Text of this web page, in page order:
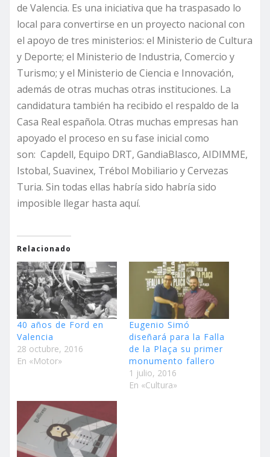
de Valencia. Es una iniciativa que ha traspasado lo
local para convertirse en un proyecto nacional con
el apoyo de tres ministerios: el Ministerio de Cultura
y Deporte; el Ministerio de Industria, Comercio y
Turismo; y el Ministerio de Ciencia e Innovación,
además de otras muchas otras instituciones. La
candidatura también ha recibido el respaldo de la
Casa Real española. Otras muchas empresas han
apoyado el proceso en su fase inicial como
son: Capdell, Equipo DRT, GandiaBlasco, AIDIMME,
Istobal, Suavinex, Trébol Mobiliario y Cervezas
Turia. Sin todas ellas habría sido habría sido
imposible llegar hasta aquí.
Relacionado
40 años de Ford en
Valencia
28 octubre, 2016
En «Motor»
Eugenio Simó
diseñará para la Falla
de la Plaça su primer
monumento fallero
1 julio, 2016
En «Cultura»